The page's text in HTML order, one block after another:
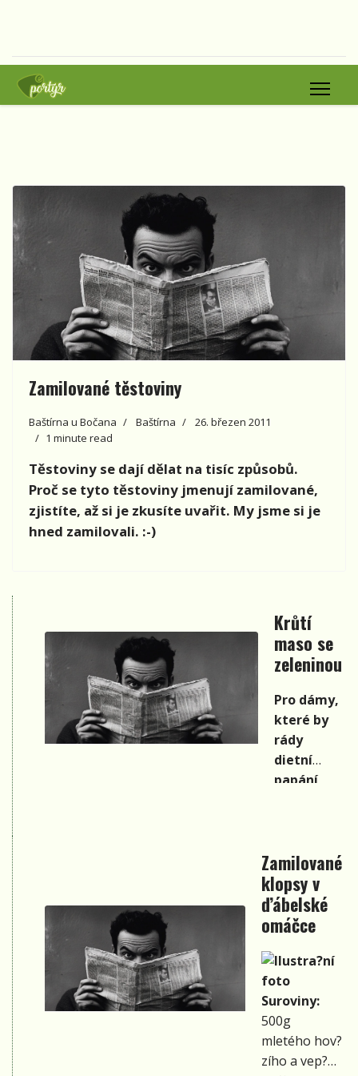
Zamilované těstoviny
Baštírna u Bočana Baštírna
26. březen 2011
1 minute read
Těstoviny se dají dělat na tisíc způsobů.
Proč se tyto těstoviny jmenují zamilované,
zjistíte, až si je zkusíte uvařit. My jsme si je
hned zamilovali. :-)
Krůtí
maso se
zeleninou
Pro dámy,
které by
rády
dietní
papání,
dobrou
krmi,
jsem si
dovolila
receptík
na jídlo
velmi
chutné a
přitom
snadné na
Zamilované
klopsy v
ďábelské
omáčce
Suroviny:
500g
mletého hov?
zího a vep?